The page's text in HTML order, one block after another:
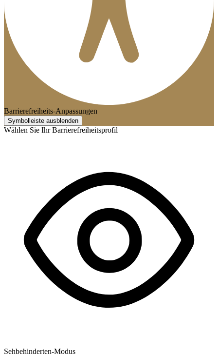
Barrierefreiheits-Anpassungen
Symbolleiste ausblenden
Wählen Sie Ihr Barrierefreiheitsprofil
Sehbehinderten-Modus